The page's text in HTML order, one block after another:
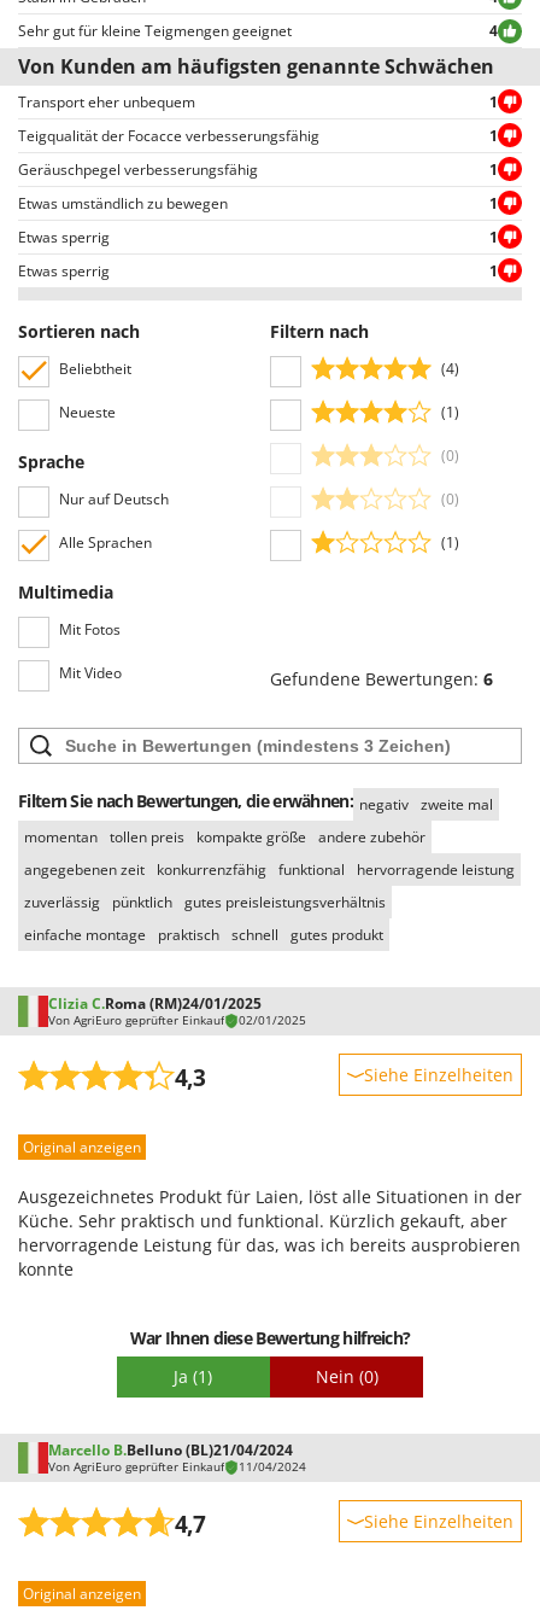
positiven oder negativen Bewertungen.
Sehr gut für kleine Teigmengen geeignet
4
Von Kunden am häufigsten genannte Schwächen
Transport eher unbequem
1
Teigqualität der Focacce verbesserungsfähig
1
Geräuschpegel verbesserungsfähig
1
Etwas umständlich zu bewegen
1
Etwas sperrig
1
Etwas sperrig
1
Sortieren nach
Beliebtheit
Neueste
Sprache
Nur auf Deutsch
Alle Sprachen
Multimedia
Mit Fotos
Mit Video
Filtern nach
(4)
(1)
(0)
(0)
(1)
Gefundene Bewertungen: 6
Filtern Sie nach Bewertungen, die erwähnen: negativ zweite mal
momentan tollen preis kompakte größe
andere zubehör
angegebenen zeit
konkurrenzfähig funktional
hervorragende leistung
zuverlässig
pünktlich gutes preisleistungsverhältnis
einfache montage
praktisch schnell gutes produkt
Clizia C.Roma (RM)24/01/2025
Von AgriEuro geprüfter Einkauf 02/01/2025
4,3 Siehe Einzelheiten
Leistung
Qualität / Preis
Schwierigkeitsgrad Zusammenbau
Original anzeigen
Ausgezeichnetes Produkt für Laien, löst alle Situationen in der
Küche. Sehr praktisch und funktional. Kürzlich gekauft, aber
hervorragende Leistung für das, was ich bereits ausprobieren
konnte
War Ihnen diese Bewertung hilfreich?
Ja (1) Nein (0)
Marcello B.Belluno (BL)21/04/2024
Von AgriEuro geprüfter Einkauf 11/04/2024
4,7 Siehe Einzelheiten
Leistung
Original anzeigen